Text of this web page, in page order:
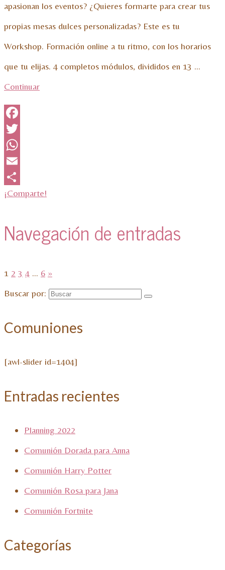
apasionan los eventos? ¿Quieres formarte para crear tus
propias mesas dulces personalizadas? Este es tu
Workshop. Formación online a tu ritmo, con los horarios
que tu elijas. 4 completos módulos, divididos en 13 …
Continuar
Facebook
Twitter
WhatsApp
Email
¡Comparte!
Navegación de entradas
1 2 3 4 … 6 »
Buscar por:
Comuniones
[awl-slider id=1404]
Entradas recientes
Planning 2022
Comunión Dorada para Anna
Comunión Harry Potter
Comunión Rosa para Jana
Comunión Fortnite
Categorías